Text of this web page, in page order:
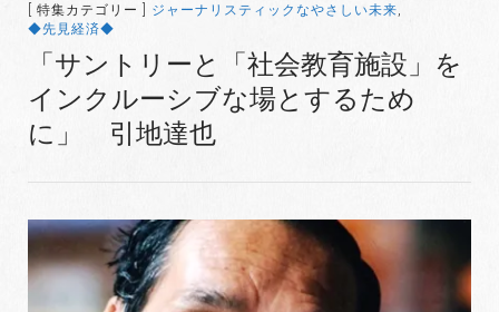
[ 特集カテゴリー ] ジャーナリスティックなやさしい未来
◆先見経済◆
「サントリーと「社会教育施設」を
インクルーシブな場とするため
に」 引地達也